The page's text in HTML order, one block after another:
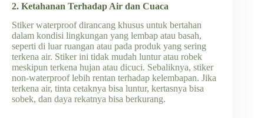
2. Ketahanan Terhadap Air dan Cuaca
Stiker waterproof dirancang khusus untuk bertahan
dalam kondisi lingkungan yang lembap atau basah,
seperti di luar ruangan atau pada produk yang sering
terkena air. Stiker ini tidak mudah luntur atau robek
meskipun terkena hujan atau dicuci. Sebaliknya, stiker
non-waterproof lebih rentan terhadap kelembapan. Jika
terkena air, tinta cetaknya bisa luntur, kertasnya bisa
sobek, dan daya rekatnya bisa berkurang.